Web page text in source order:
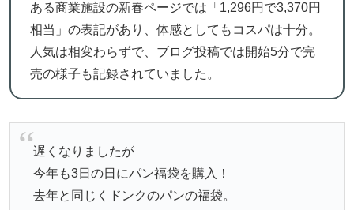
ある商業施設の新春ページでは「1,296円で3,370円
相当」の表記があり、体感としてもコスパは十分。
人気は相変わらずで、ブログ投稿では開始5分で完
売の様子も記録されていました。
遅くなりましたが
今年も3日の日にパン福袋を購入！
去年と同じくドンクのパンの福袋。